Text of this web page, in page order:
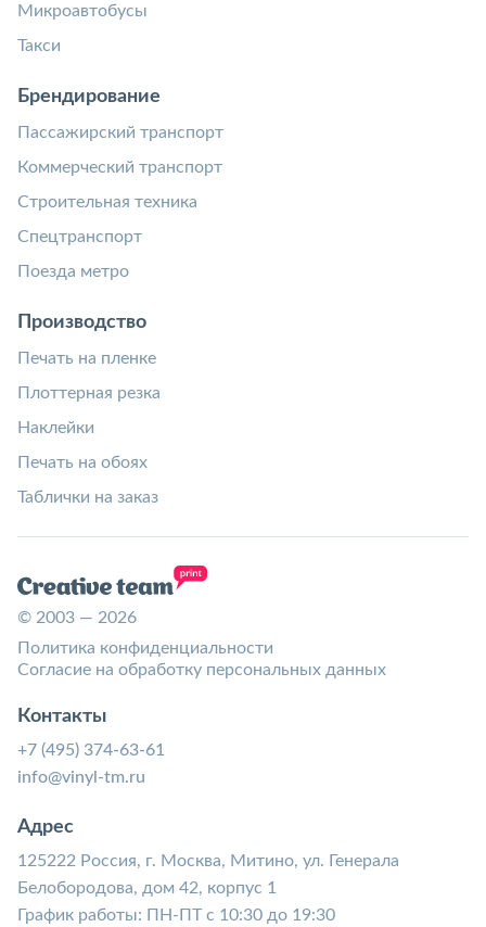
Микроавтобусы
Такси
Брендирование
Пассажирский транспорт
Коммерческий транспорт
Строительная техника
Спецтранспорт
Поезда метро
Производство
Печать на пленке
Плоттерная резка
Наклейки
Печать на обоях
Таблички на заказ
© 2003 — 2026
Политика конфиденциальности
Согласие на обработку персональных данных
Контакты
+7 (495) 374-63-61
info@vinyl-tm.ru
Адрес
125222 Россия, г. Москва, Митино, ул. Генерала
Белобородова, дом 42, корпус 1
График работы: ПН-ПТ с 10:30 до 19:30